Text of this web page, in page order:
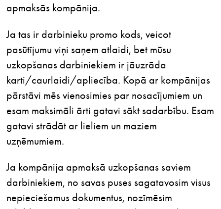
apmaksās kompānija.
Ja tas ir darbinieku promo kods, veicot
pasūtījumu viņi saņem atlaidi, bet mūsu
uzkopšanas darbiniekiem ir jāuzrāda
karti/caurlaidi/apliecība. Kopā ar kompānijas
pārstāvi mēs vienosimies par nosacījumiem un
esam maksimāli ārti gatavi sākt sadarbību. Esam
gatavi strādāt ar lieliem un maziem
uzņēmumiem.
Ja kompānija apmaksā uzkopšanas saviem
darbiniekiem, no savas puses sagatavosim visus
nepieciešamus dokumentus, nozīmēsim